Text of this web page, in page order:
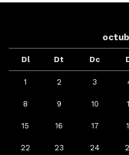
Dl Dt Dc
1 2 3
8 9 10
15 16 17
22 23 24